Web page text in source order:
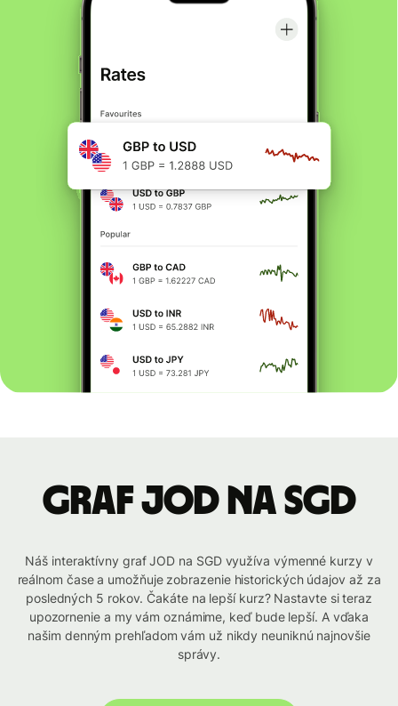
graf JOD na SGD
Náš interaktívny graf JOD na SGD využíva výmenné kurzy v
reálnom čase a umožňuje zobrazenie historických údajov až za
posledných 5 rokov. Čakáte na lepší kurz? Nastavte si teraz
upozornenie a my vám oznámime, keď bude lepší. A vďaka
našim denným prehľadom vám už nikdy neuniknú najnovšie
správy.